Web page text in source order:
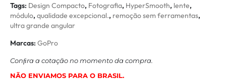
Tags: Design Compacto, Fotografia, HyperSmooth, lente,
módulo,qualidade excepcional., remoção sem ferramentas,
ultra grande angular
Marcas: GoPro
Conﬁra a cotação no momento da compra.
NÃO ENVIAMOS PARA O BRASIL.